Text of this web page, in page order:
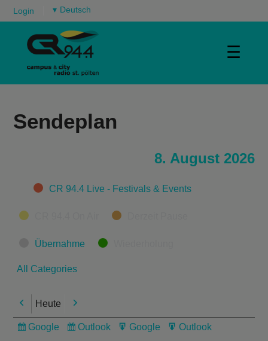
Login ▾
☰
Sendeplan
8. August 2026
CategoriesCR 94.4 Live - Festivals & Events
Übernahme
All Categories
Previous
Heute Next
Subscribe
Google
Subscribe
Outlook
Export
Google
Export
Outlook